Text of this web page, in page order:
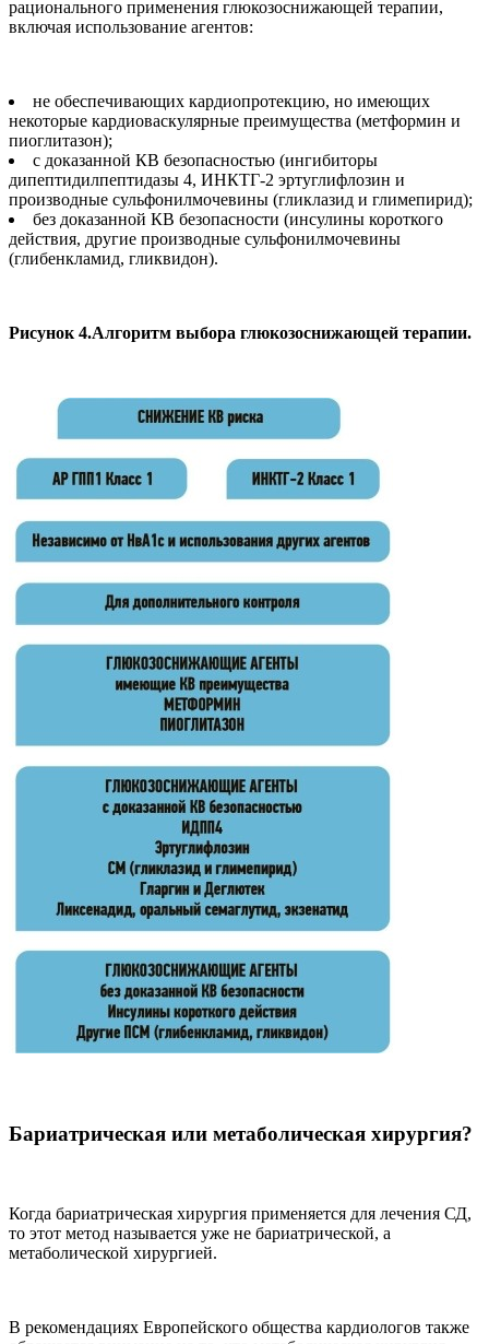
рационального применения глюкозоснижающей терапии,
включая использование агентов:
не обеспечивающих кардиопротекцию, но имеющих
некоторые кардиоваскулярные преимущества (метформин и
пиоглитазон);
с доказанной КВ безопасностью (ингибиторы
дипептидилпептидазы 4, ИНКТГ-2 эртуглифлозин и
производные сульфонилмочевины (гликлазид и глимепирид);
без доказанной КВ безопасности (инсулины короткого
действия, другие производные сульфонилмочевины
(глибенкламид, гликвидон).
Рисунок 4.Алгоритм выбора глюкозоснижающей терапии.
Бариатрическая или метаболическая хирургия?
Когда бариатрическая хирургия применяется для лечения СД,
то этот метод называется уже не бариатрической, а
метаболической хирургией.
В рекомендациях Европейского общества кардиологов также